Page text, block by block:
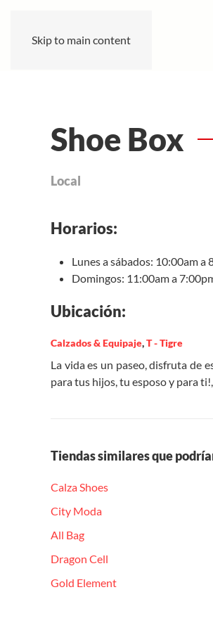
Skip to main content
Shoe Box
Local
Horarios:
Lunes a sábados: 10:00am a
Domingos: 11:00am a
Ubicación:
Calzados & Equipaje,T - Tigre
La vida es un paseo, disfruta de
para tus hijos, tu esposo y para
Tiendas similares que
Calza Shoes
City Moda
All Bag
Dragon Cell
Gold Element